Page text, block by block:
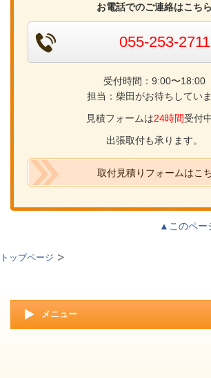
お電話でのご連絡はこちら
055-253-2711
受付時間：9:00〜18:00
担当：柴田がお待ちしてい
見積フォームは24時間受付
出張取付も承ります。
取付見積りフォームはこ
▲このペー
トップページ
メニュー